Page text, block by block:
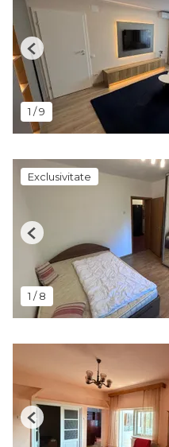
1 /9
Previous
Exclusivitate
1 /8
Previous
Previous